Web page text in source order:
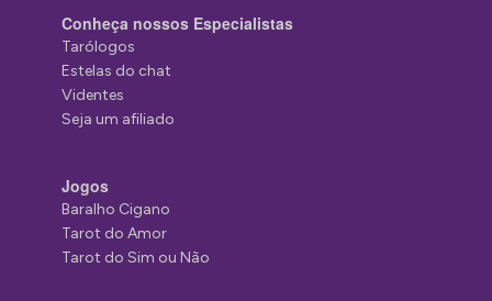
Conheça nossos Especialistas
Tarólogos
Estelas do chat
Videntes
Seja um afiliado
Jogos
Baralho Cigano
Tarot do Amor
Tarot do Sim ou Não